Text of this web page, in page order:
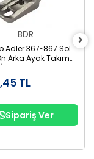
BDR
Adler 367~867 Sol
Arka Ayak Takım
GL867-3
TL
Sipariş Ver